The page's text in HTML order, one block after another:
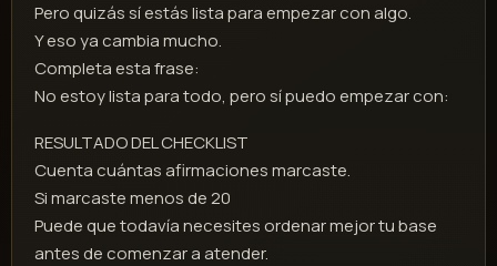
Pero quizás sí estás lista para empezar con algo.
Y eso ya cambia mucho.
Completa esta frase:
No estoy lista para todo, pero sí puedo empezar con:
RESULTADO DEL CHECKLIST
Cuenta cuántas afirmaciones marcaste.
Si marcaste menos de 20
Puede que todavía necesites ordenar mejor tu base
antes de comenzar a atender.